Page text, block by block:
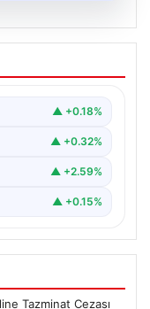
Günümüzde…
▲ +0.18%
▲ +0.32%
▲ +2.59%
▲ +0.15%
Tazminat Cezası